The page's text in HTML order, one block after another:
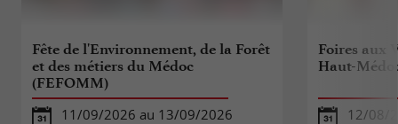
Fête de l'Environnement, de la Forêt
et des métiers du Médoc
(FEFOMM)
11/09/2026 au 13/09/2026
Foires aux
Haut-
12/08/